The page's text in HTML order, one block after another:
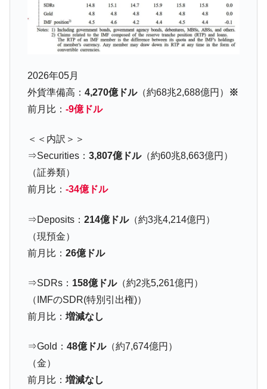
『Money1』
韓国･帰ってきた李在明。李在明を支持しな
い「50.5％」に上昇
『Money1』
韓国大統領府ボンクラ政策室長が告発され
た ⇒ 国家が行った恐るべき株価操作であり、空前の国政壟
韓国･警察職員が「丸刈りになって抗議活
動」
『Money1』
中国だけが鉄鋼輸出を異常増加させる ⇒ 中
『Money1』
韓国製造業「半導体絶好調」のウラで他業
種は全般的「不調」⇒ PSIが示す現況は決して良くない。
『Money1』
【米韓激突案件】韓国消費者院が『クーパ
ン』1人当たり賠償10万ウォンを認定 ⇒ 総額3兆7,000億
『Money1』 韓国で猛暑。南東部では干ばつ
『Money1』
「KDDX」1番艦、2032年竣工と公示
に韓国がいっちょがみしたのでは。
『Money1』
韓国政府『BYD』車への補助金を全廃 ⇒ 実
は韓国で『BYD』車は売れている。6カ月で対前年同期比
『Money1』
在韓米国大使スティールが着韓！⇒ さっそ
く空港に詰めかけ「出て行け！」「極右勢力」のプラカー
ドを掲げる「在韓反米勢力」
2026年05月
外貨準備高： 4,270億ドル（約68兆2,688億円）
※
前月比： -9億ドル
＜＜内訳＞＞
⇒Securities： 3,807億ドル（約60兆8,663億円）
（証券類）
前月比： -34億ドル
⇒Deposits： 214億ドル（約3兆4,214億円）
（現預金）
前月比： 26億ドル
⇒SDRs： 158億ドル（約2兆5,261億円）
（IMFのSDR(特別引出権)）
前月比： 増減なし
⇒Gold： 48億ドル（約7,674億円）
（金）
前月比： 増減なし